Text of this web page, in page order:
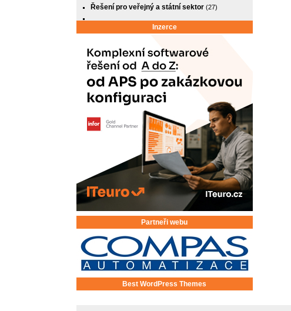
Řešení pro veřejný a státní sektor(27)
Inzerce
Partneři webu
Best WordPress Themes